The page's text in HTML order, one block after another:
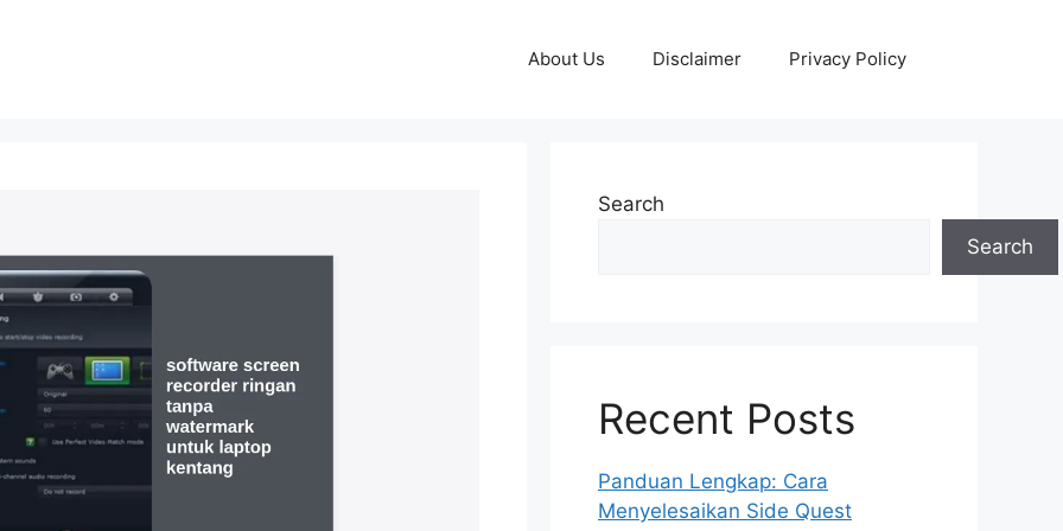
About Us Disclaimer Privacy Policy
Search
Search
Recent Posts
Panduan Lengkap: Cara
Menyelesaikan Side Quest